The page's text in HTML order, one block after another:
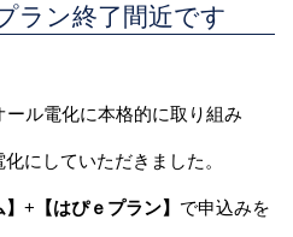
ン終了間近です
ル電化に本格的に取り組み
にしていただきました。
+ 【はぴｅプラン】 で申込みを